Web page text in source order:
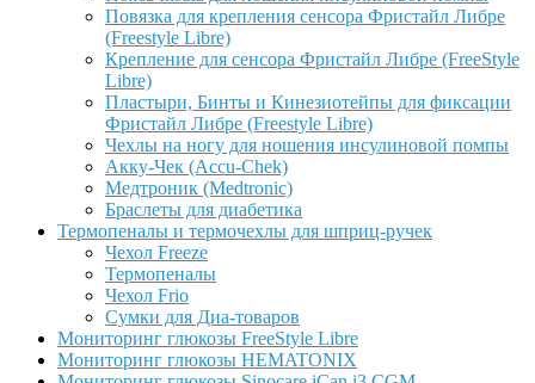
Повязка для крепления сенсора Фристайл Либре
(Freestyle Libre)
Крепление для сенсора Фристайл Либре (FreeStyle
Libre)
Пластыри, Бинты и Кинезиотейпы для фиксации
Фристайл Либре (Freestyle Libre)
Чехлы на ногу для ношения инсулиновой помпы
Акку-Чек (Accu-Chek)
Медтроник (Medtronic)
Браслеты для диабетика
Термопеналы и термочехлы для шприц-ручек
Чехол Freeze
Термопеналы
Чехол Frio
Сумки для Диа-товаров
Мониторинг глюкозы FreeStyle Libre
Мониторинг глюкозы HEMATONIX